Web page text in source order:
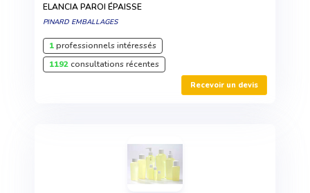
ELANCIA PAROI ÉPAISSE
PINARD EMBALLAGES
1professionnels intéressés
1192consultations récentes
Recevoir un devis